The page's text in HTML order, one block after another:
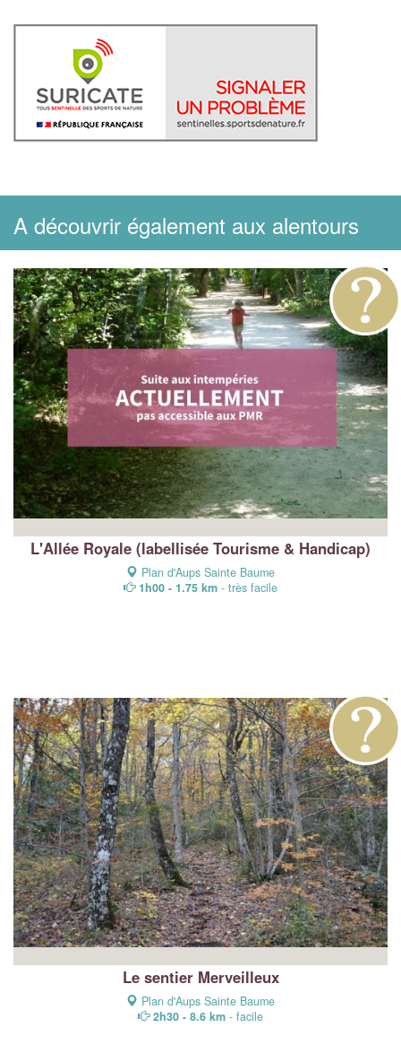
A découvrir également aux alentours
L'Allée Royale (labellisée Tourisme & Handicap)
Plan d'Aups Sainte Baume
1h00 - 1.75 km - très facile
Le sentier Merveilleux
Plan d'Aups Sainte Baume
2h30 - 8.6 km - facile